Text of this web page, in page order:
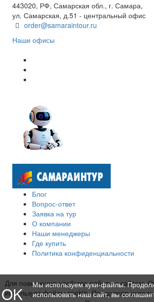
443020, РФ, Самарская обл., г. Самара,
ул. Самарская, д.51 - центральный офис
order@samaraintour.ru
Наши офисы
Блог
Вопрос-ответ
Заявка на тур
О компании
Наши менеджеры
Где купить
Политика конфиденциальности
Для повышения удобства работы с сайтом,
использует файлы cookie. Продолжая
OK
Мы используем куки-файлы.
использовать наш сайт, вы